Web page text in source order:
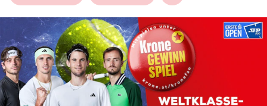
bookmark
search
Suchbegriff
eingeben